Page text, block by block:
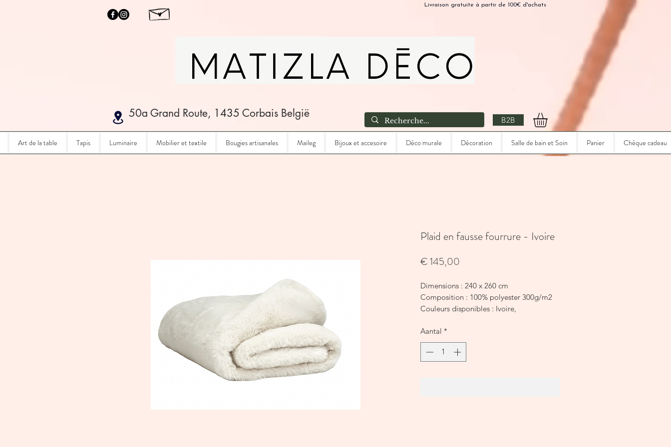
Livraison gratuite à partir de 100€ d'achats
50a Grand Route, 1435 Corbais België
B2B
Art de la table Tapis Luminaire Mobilier et textile Bougies artisanales Maileg Bijoux et accesoire Déco murale Décoration Salle de bain et Soin Panier Chèque cadeau
Plaid en fausse fourrure - Ivoire
€ 145,00
Dimensions : 240 x 260 cm
Composition : 100% polyester 300g/m2
Couleurs disponibles : Ivoire,
Astuce : complétez le look avec le coussin
assorti pour un lit ou un canapé tout doux.
Aantal *